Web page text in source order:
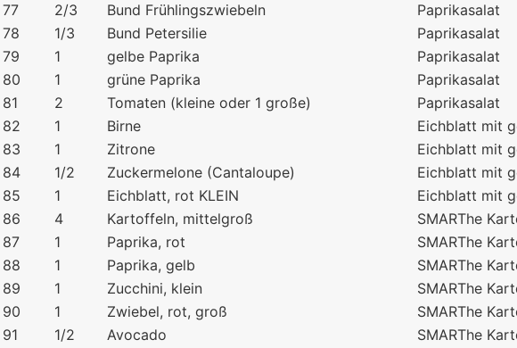
77
2/3 Bund Frühlingszwiebeln Paprikasalat
78
1/3 Bund Petersilie Paprikasalat
79
1 gelbe Paprika Paprikasalat
80
1 grüne Paprika Paprikasalat
81
2 Tomaten (kleine oder 1 große) Paprikasalat
82
1 Birne Eichblatt mit
83
1 Zitrone Eichblatt mit
84
1/2 Zuckermelone (Cantaloupe) Eichblatt mit
85
1 Eichblatt, rot KLEIN Eichblatt mit
86
4 Kartoffeln, mittelgroß SMARThe
87
1 Paprika, rot SMARThe
88
1 Paprika, gelb SMARThe
89
1 Zucchini, klein SMARThe
90
1 Zwiebel, rot, groß SMARThe
91
1/2 Avocado SMARThe